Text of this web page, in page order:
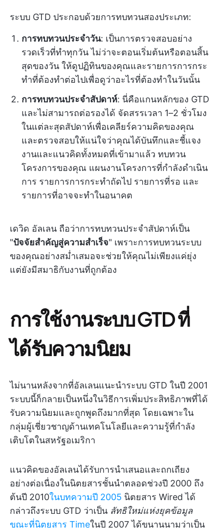
ระบบ GTD ประกอบด้วยการทบทวนสองประเภท:
การทบทวนประจำวัน: เป็นการตรวจสอบอย่าง
รวดเร็วที่ทำทุกวัน ไม่ว่าจะตอนเริ่มต้นหรือตอนสิ้น
สุดของวัน ให้ดูปฏิทินของคุณและรายการการกระ
ทำที่ต้องทำต่อไปเพื่อดูว่าอะไรที่ต้องทำในวันนั้น
การทบทวนประจำสัปดาห์: นี่คือแกนหลักของ GTD
และไม่สามารถต่อรองได้ จัดสรรเวลา 1–2 ชั่วโมง
ในแต่ละสุดสัปดาห์เพื่อเคลียร์ความคิดของคุณ
และตรวจสอบให้แน่ใจว่าคุณได้บันทึกและชี้แจง
งานและแนวคิดทั้งหมดที่เข้ามาแล้ว ทบทวน
โครงการของคุณ แผนงานโครงการที่กำลังดำเนิน
การ รายการการกระทำถัดไป รายการที่รอ และ
รายการที่อาจจะทำในอนาคต
เดวิด อัลเลน ถือว่าการทบทวนประจำสัปดาห์เป็น
"ปัจจัยสำคัญสู่ความสำเร็จ" เพราะการทบทวนระบบ
ของคุณอย่างสม่ำเสมอจะช่วยให้คุณไม่เพียงแค่ยุ่ง
แต่ยังมีสมาธิกับงานที่ถูกต้อง
การใช้งานระบบ GTD ที่
ได้รับความนิยม
ไม่นานหลังจากที่อัลเลนแนะนำระบบ GTD ในปี 2001
ระบบนี้ก็กลายเป็นหนึ่งในวิธีการเพิ่มประสิทธิภาพที่ได้
รับความนิยมและถูกพูดถึงมากที่สุด โดยเฉพาะใน
กลุ่มผู้เชี่ยวชาญด้านเทคโนโลยีและความรู้ที่กำลัง
เติบโตในสหรัฐอเมริกา
แนวคิดของอัลเลนได้รับการนำเสนอและถกเถียง
อย่างต่อเนื่องในนิตยสารชั้นนำตลอดช่วงปี 2000 ถึง
ต้นปี 2010ในบทความปี 2005 นิตยสาร Wired ได้
กล่าวถึงระบบ GTD ว่าเป็น ลัทธิใหม่แห่งยุคข้อมูล
ขณะที่นิตยสาร Timeในปี 2007 ได้ขนานนามว่าเป็น